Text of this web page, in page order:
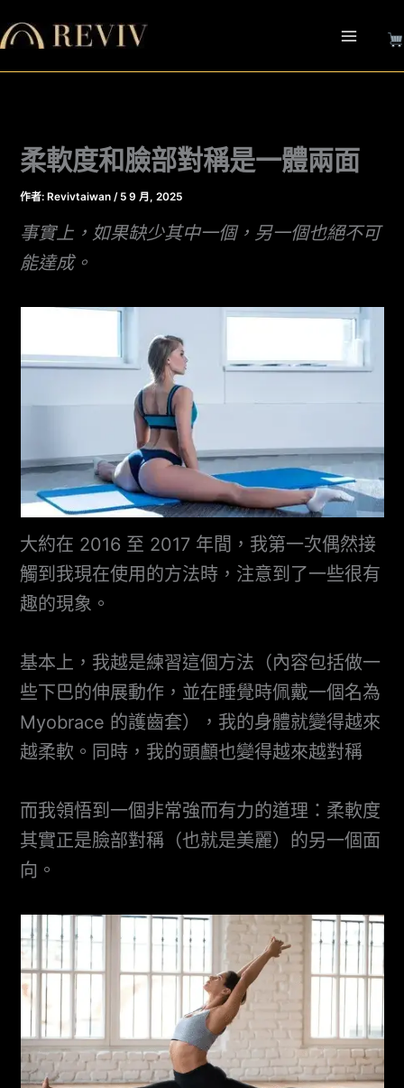
至
主
要
柔軟度和臉部對稱是一體兩面
作者: Revivtaiwan/ 5 9 月, 2025
事實上，如果缺少其中一個，另一個也絕不可
能達成。
大約在 2016 至 2017 年間，我第一次偶然接
觸到我現在使用的方法時，注意到了一些很有
趣的現象。
基本上，我越是練習這個方法（內容包括做一
些下巴的伸展動作，並在睡覺時佩戴一個名為
Myobrace 的護齒套），我的身體就變得越來
越柔軟。同時，我的頭顱也變得越來越對稱
而我領悟到一個非常強而有力的道理：柔軟度
其實正是臉部對稱（也就是美麗）的另一個面
向。